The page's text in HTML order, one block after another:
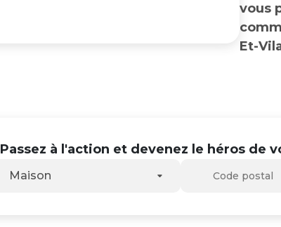
vous
Et-
Passez à l'action et devenez le héros de
Maison